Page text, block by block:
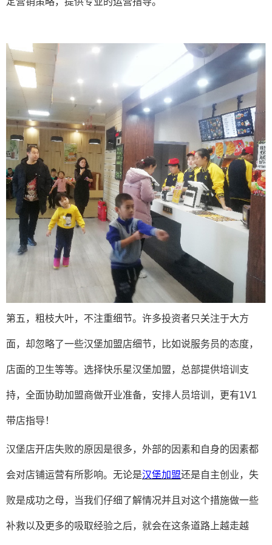
第五，粗枝大叶，不注重细节。许多投资者只关注于大方
面，却忽略了一些汉堡加盟店细节，比如说服务员的态度，
店面的卫生等等。选择快乐星汉堡加盟，总部提供培训支
持，全面协助加盟商做开业准备，安排人员培训，更有1V1
带店指导！
汉堡店开店失败的原因是很多，外部的因素和自身的因素都
会对店铺运营有所影响。无论是汉堡加盟还是自主创业，失
败是成功之母，当我们仔细了解情况并且对这个措施做一些
补救以及更多的吸取经验之后，就会在这条道路上越走越